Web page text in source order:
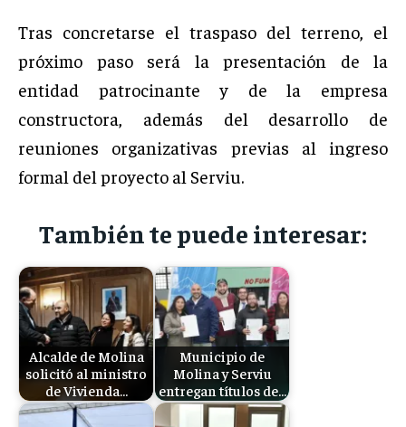
Tras concretarse el traspaso del terreno, el
próximo paso será la presentación de la
entidad patrocinante y de la empresa
constructora, además del desarrollo de
reuniones organizativas previas al ingreso
formal del proyecto al Serviu.
También te puede interesar:
Alcalde de Molina
solicitó al ministro
de Vivienda…
Municipio de
Molina y Serviu
entregan títulos de…